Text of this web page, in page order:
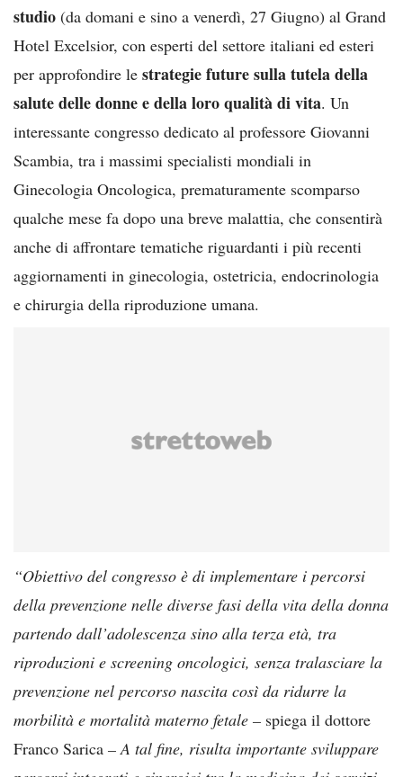
studio (da domani e sino a venerdì, 27 Giugno) al Grand
Hotel Excelsior, con esperti del settore italiani ed esteri
per approfondire le strategie future sulla tutela della
salute delle donne e della loro qualità di vita. Un
interessante congresso dedicato al professore Giovanni
Scambia, tra i massimi specialisti mondiali in
Ginecologia Oncologica, prematuramente scomparso
qualche mese fa dopo una breve malattia, che consentirà
anche di affrontare tematiche riguardanti i più recenti
aggiornamenti in ginecologia, ostetricia, endocrinologia
e chirurgia della riproduzione umana.
“Obiettivo del congresso è di implementare i percorsi
della prevenzione nelle diverse fasi della vita della donna
partendo dall’adolescenza sino alla terza età, tra
riproduzioni e screening oncologici, senza tralasciare la
prevenzione nel percorso nascita così da ridurre la
morbilità e mortalità materno fetale – spiega il dottore
Franco Sarica – A tal fine, risulta importante sviluppare